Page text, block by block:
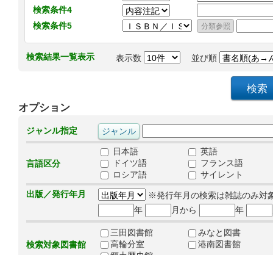
検索条件4
検索条件5
検索結果一覧表示 表示数 並び順
オプション
ジャンル指定
言語区分
日本語
英語
ドイツ語
フランス語
ロシア語
サイレント
出版／発行年月
※発行年月の検索は雑誌のみ対
年
月から 年
検索対象図書館
三田図書館
みなと図書
高輪分室
港南図書館